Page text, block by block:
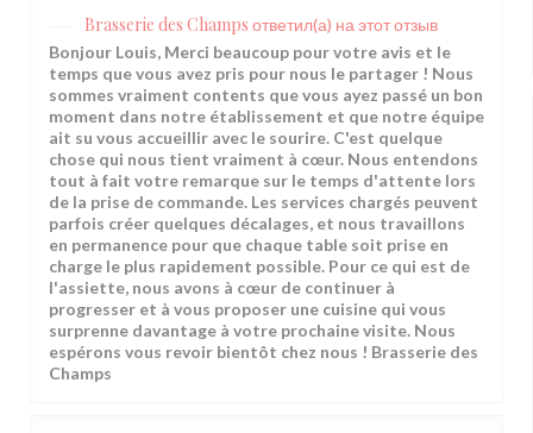
Brasserie des Champs ответил(а) на этот отзыв
Bonjour Louis, Merci beaucoup pour votre avis et le
temps que vous avez pris pour nous le partager ! Nous
sommes vraiment contents que vous ayez passé un bon
moment dans notre établissement et que notre équipe
ait su vous accueillir avec le sourire. C'est quelque
chose qui nous tient vraiment à cœur. Nous entendons
tout à fait votre remarque sur le temps d'attente lors
de la prise de commande. Les services chargés peuvent
parfois créer quelques décalages, et nous travaillons
en permanence pour que chaque table soit prise en
charge le plus rapidement possible. Pour ce qui est de
l'assiette, nous avons à cœur de continuer à
progresser et à vous proposer une cuisine qui vous
surprenne davantage à votre prochaine visite. Nous
espérons vous revoir bientôt chez nous ! Brasserie des
Champs